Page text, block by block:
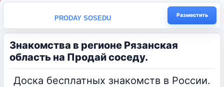
PRODAY SOSEDU Разместить
Знакомства в регионе Рязанская
область на Продай соседу.
Доска бесплатных знакомств в России.